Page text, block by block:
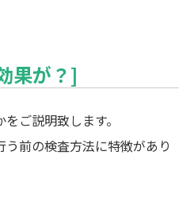
果が？]
ご説明致します。
前の検査方法に特徴があり